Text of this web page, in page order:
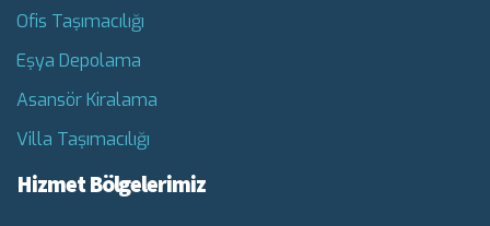
Ofis Taşımacılığı
Eşya Depolama
Asansör Kiralama
Villa Taşımacılığı
Hizmet Bölgelerimiz